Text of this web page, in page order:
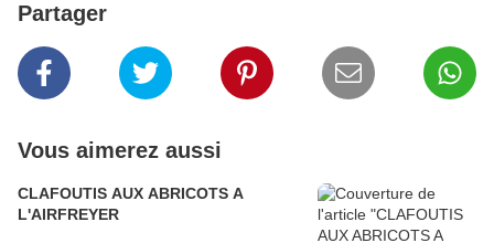
Partager
Vous aimerez aussi
CLAFOUTIS AUX ABRICOTS A
L'AIRFREYER